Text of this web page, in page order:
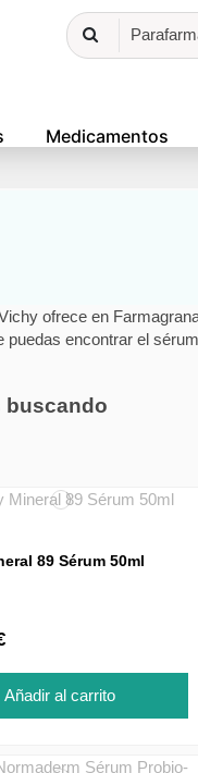
Medicamentos
ofrece en
encontrar el
buscando
89 Sérum 50ml
Añadir al carrito